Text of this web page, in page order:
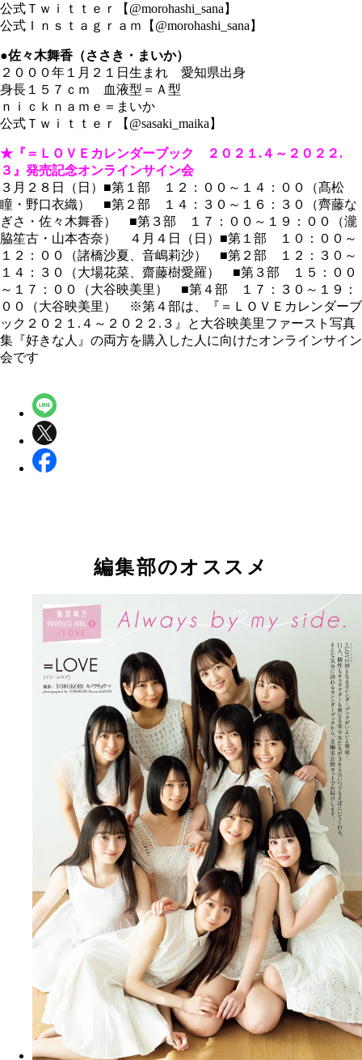
公式Ｔｗｉｔｔｅｒ【@morohashi_sana】
公式Ｉｎｓｔａｇｒａｍ【@morohashi_sana】
●佐々木舞香（ささき・まいか）
２０００年１月２１日生まれ 愛知県出身
身長１５７ｃｍ 血液型＝Ａ型
ｎｉｃｋｎａｍｅ＝まいか
公式Ｔｗｉｔｔｅｒ【@sasaki_maika】
★『＝ＬＯＶＥカレンダーブック ２０２１.４～２０２２.
３』発売記念オンラインサイン会
３月２８日（日）■第１部 １２：００～１４：００（髙松
瞳・野口衣織） ■第２部 １４：３０～１６：３０（齊藤な
ぎさ・佐々木舞香） ■第３部 １７：００～１９：００（瀧
脇笙古・山本杏奈） ４月４日（日）■第１部 １０：００～
１２：００（諸橋沙夏、音嶋莉沙） ■第２部 １２：３０～
１４：３０（大場花菜、齋藤樹愛羅） ■第３部 １５：００
～１７：００（大谷映美里） ■第４部 １７：３０～１９：
００（大谷映美里） ※第４部は、『＝ＬＯＶＥカレンダーブ
ック２０２１.４～２０２２.３』と大谷映美里ファースト写真
集『好きな人』の両方を購入した人に向けたオンラインサイン
会です
編集部のオススメ